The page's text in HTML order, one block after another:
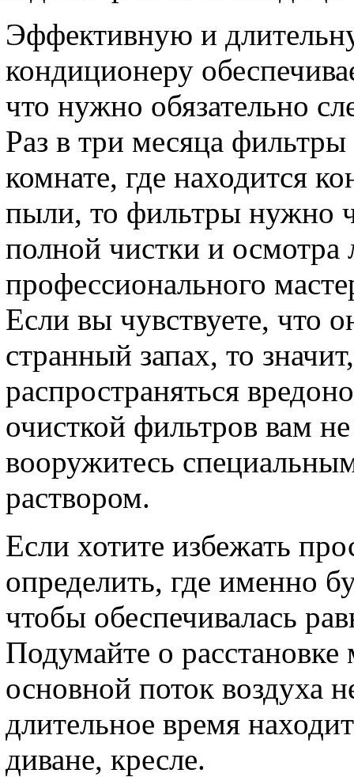
Эффективную и
кондиционеру
что нужно обязательно
Раз в три месяца
комнате, где находится
пыли, то фильтры нужно
полной чистки и осмотра
профессионального
Если вы чувствуете, что
странный запах, то
распространяться
очисткой фильтров вам
вооружитесь
раствором.
Если хотите избежать
определить, где именно
чтобы обеспечивалась
Подумайте о
основной поток воздуха
длительное время
диване, кресле.